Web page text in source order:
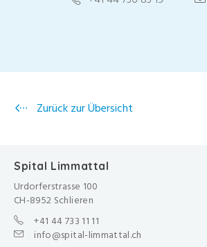
Zurück zur Übersicht
Spital Limmattal
Urdorferstrasse 100
CH-8952 Schlieren
+41 44 733 11 11
info@spital-limmattal.ch